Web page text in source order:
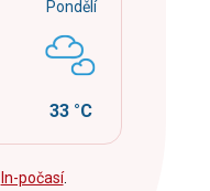
Pondělí
33 °C
In-počasí.